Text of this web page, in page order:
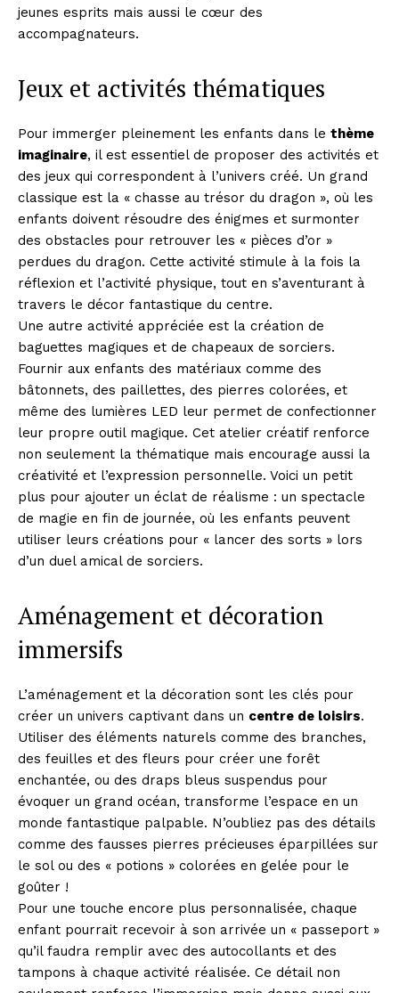
jeunes esprits mais aussi le cœur des
accompagnateurs.
Jeux et activités thématiques
Pour immerger pleinement les enfants dans le thème
imaginaire, il est essentiel de proposer des activités et
des jeux qui correspondent à l’univers créé. Un grand
classique est la « chasse au trésor du dragon », où les
enfants doivent résoudre des énigmes et surmonter
des obstacles pour retrouver les « pièces d’or »
perdues du dragon. Cette activité stimule à la fois la
réflexion et l’activité physique, tout en s’aventurant à
travers le décor fantastique du centre.
Une autre activité appréciée est la création de
baguettes magiques et de chapeaux de sorciers.
Fournir aux enfants des matériaux comme des
bâtonnets, des paillettes, des pierres colorées, et
même des lumières LED leur permet de confectionner
leur propre outil magique. Cet atelier créatif renforce
non seulement la thématique mais encourage aussi la
créativité et l’expression personnelle. Voici un petit
plus pour ajouter un éclat de réalisme : un spectacle
de magie en fin de journée, où les enfants peuvent
utiliser leurs créations pour « lancer des sorts » lors
d’un duel amical de sorciers.
Aménagement et décoration
immersifs
L’aménagement et la décoration sont les clés pour
créer un univers captivant dans un centre de loisirs.
Utiliser des éléments naturels comme des branches,
des feuilles et des fleurs pour créer une forêt
enchantée, ou des draps bleus suspendus pour
évoquer un grand océan, transforme l’espace en un
monde fantastique palpable. N’oubliez pas des détails
comme des fausses pierres précieuses éparpillées sur
le sol ou des « potions » colorées en gelée pour le
goûter !
Pour une touche encore plus personnalisée, chaque
enfant pourrait recevoir à son arrivée un « passeport »
qu’il faudra remplir avec des autocollants et des
tampons à chaque activité réalisée. Ce détail non